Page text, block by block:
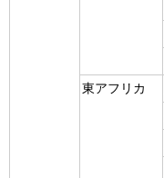
東アフリカ